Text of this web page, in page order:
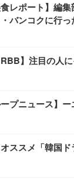
食レポート】編
バンコクに行
RBB】注目の人
ープニュース】
ススメ「韓国ド